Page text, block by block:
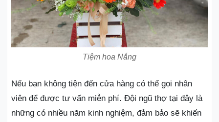
Tiệm hoa Nắng
Nếu bạn không tiện đến cửa hàng có thể gọi nhân
viên để được tư vấn miễn phí. Đội ngũ thợ tại đây là
những có nhiều năm kinh nghiệm, đảm bảo sẽ khiến